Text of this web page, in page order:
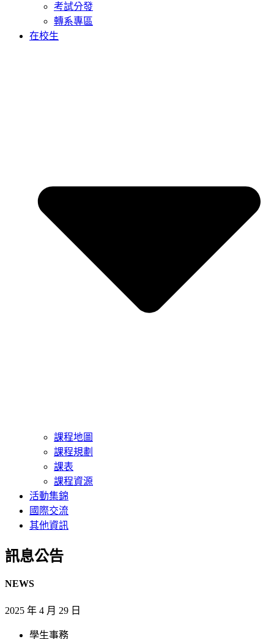
考試分發
轉系專區
在校生
課程地圖
課程規劃
課表
課程資源
活動集錦
國際交流
其他資訊
訊息公告​
NEWS
2025 年 4 月 29 日
學生事務